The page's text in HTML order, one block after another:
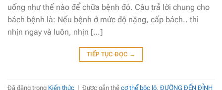
uống như thế nào để chữa bệnh đó. Câu trả lời chung cho
bách bệnh là: Nếu bệnh ở mức độ nặng, cấp bách.. thì
nhịn ngay và luôn, nhịn […]
TIẾP TỤC ĐỌC →
Đã đăng trong Kiến thức Được gắn thẻ cơ thể bộc lộ, ĐƯỜNG ĐẾN ĐỈNH